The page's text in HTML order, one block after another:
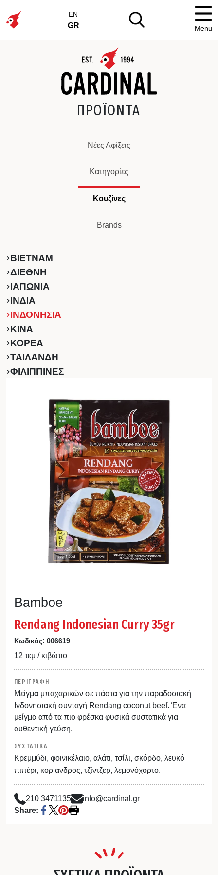
EN
GR Menu
ΠΡΟΪΟΝΤΑ
Νέες Αφίξεις
Κατηγορίες
Κουζίνες
Brands
ΒΙΕΤΝΑΜ
ΔΙΕΘΝΗ
ΙΑΠΩΝΙΑ
ΙΝΔΙΑ
ΙΝΔΟΝΗΣΙΑ
ΚINA
ΚΟΡΕΑ
ΤΑΙΛΑΝΔΗ
ΦΙΛΙΠΠΙΝΕΣ
Bamboe
Rendang Indonesian Curry 35gr
Κωδικός: 006619
12 τεμ / κιβώτιο
ΠΕΡΙΓΡΑΦΗ
Μείγμα μπαχαρικών σε πάστα για την παραδοσιακή
Ινδονησιακή συνταγή Rendang coconut beef. Ένα
μείγμα από τα πιο φρέσκα φυσικά συστατικά για
αυθεντική γεύση.
ΣΥΣΤΑΤΙΚΑ
Κρεμμύδι, φοινικέλαιο, αλάτι, τσίλι, σκόρδο, λευκό
πιπέρι, κορίανδρος, τζίντζερ, λεμονόχορτο.
210 3471135
info@cardinal.gr
Share: